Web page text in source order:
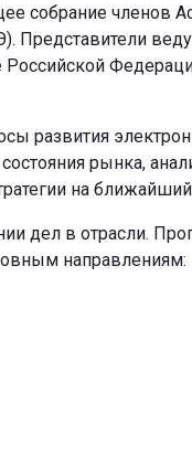
собрание членов
Представители
Российской
развития
рынка,
на
дел в отрасли.
направлениям: